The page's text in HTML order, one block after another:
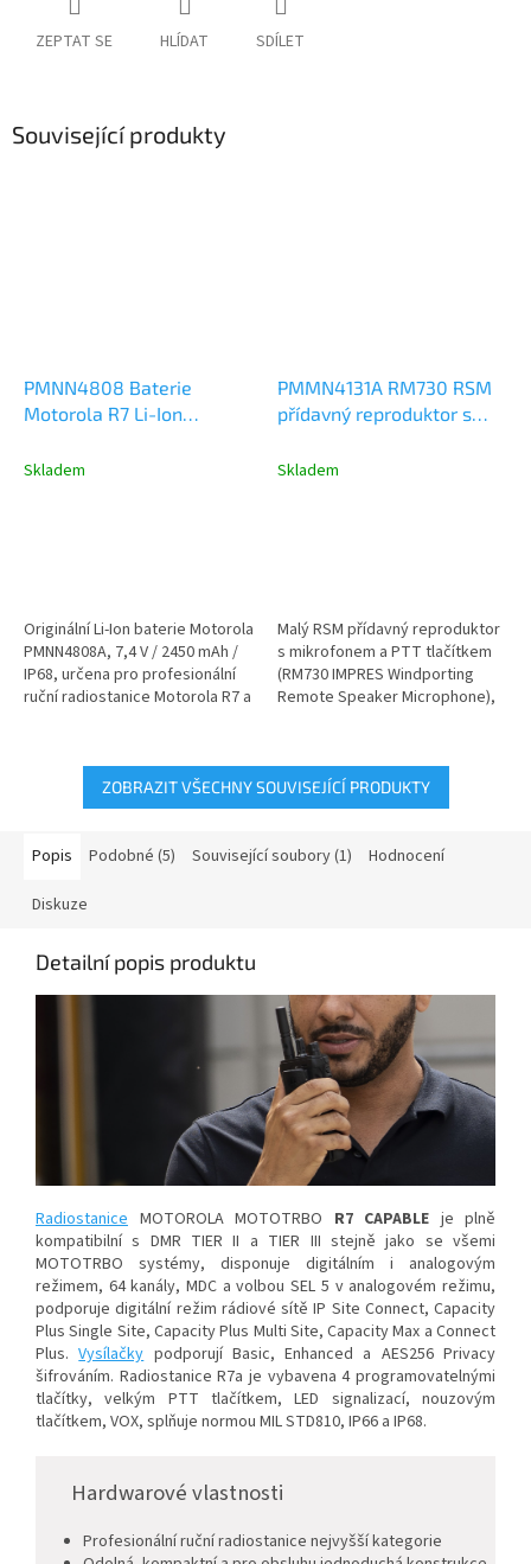
ZEPTAT SE HLÍDAT SDÍLET
Související produkty
PMNN4808 Baterie
Motorola R7 Li-Ion
Skladem
Originální Li-Ion baterie Motorola
PMNN4808A, 7,4 V / 2450 mAh /
IP68, určena pro profesionální
ruční radiostanice Motorola R7 a
PMMN4131A RM730 RSM
přídavný reproduktor s
tlačítkem, IP68, Motorola
Skladem
Malý RSM přídavný reproduktor
s mikrofonem a PTT tlačítkem
(RM730 IMPRES Windporting
Remote Speaker Microphone),
ZOBRAZIT VŠECHNY SOUVISEJÍCÍ PRODUKTY
Popis Podobné (5) Související soubory (1) Hodnocení
Diskuze
Detailní popis produktu
Radiostanice MOTOROLA MOTOTRBO R7 CAPABLE je plně
kompatibilní s DMR TIER II a TIER III stejně jako se všemi
MOTOTRBO systémy, disponuje digitálním i analogovým
režimem, 64 kanály, MDC a volbou SEL 5 v analogovém režimu,
podporuje digitální režim rádiové sítě IP Site Connect, Capacity
Plus Single Site, Capacity Plus Multi Site, Capacity Max a Connect
Plus.Vysílačky podporují Basic, Enhanced a AES256 Privacy
šifrováním. Radiostanice R7a je vybavena 4 programovatelnými
tlačítky, velkým PTT tlačítkem, LED signalizací, nouzovým
tlačítkem, VOX, splňuje normou MIL STD810, IP66 a IP68.
Hardwarové vlastnosti
Profesionální ruční radiostanice nejvyšší kategorie